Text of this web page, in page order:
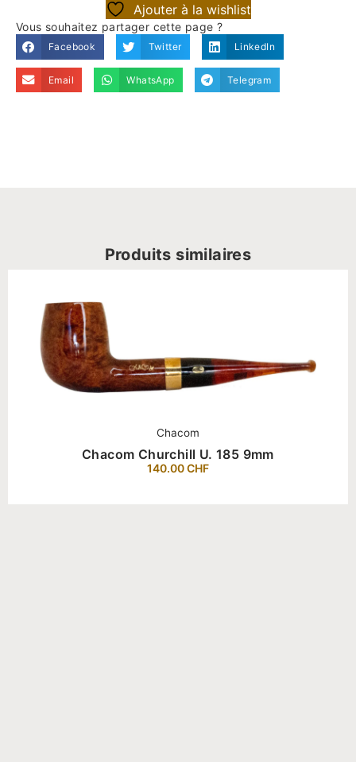
Ajouter à la wishlist
Vous souhaitez partager cette page ?
Facebook Twitter LinkedIn
Email WhatsApp Telegram
Produits similaires
Chacom
Chacom Churchill U. 185 9mm
140.00CHF